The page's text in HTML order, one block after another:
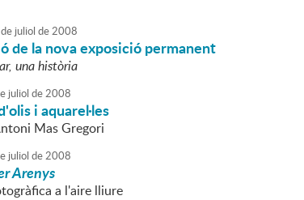
de juliol de2008
de la nova exposició permanent
una història
juliol de2008
i aquarel·les
Mas Gregori
juliol de2008
Arenys
a l'aire lliure